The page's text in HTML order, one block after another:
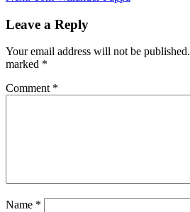
Leave a Reply
Your email address will not be published.
marked *
Comment *
Name *